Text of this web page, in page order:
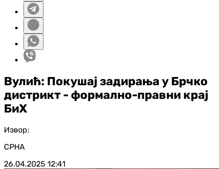
Вулић: Покушај задирања у Брчко
дистрикт - формално-правни крај
БиХ
Извор:
СРНА
26.04.2025 12:41